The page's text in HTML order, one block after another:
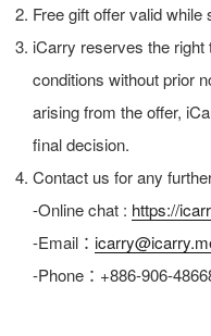
Free gift offer valid while
iCarry reserves the
conditions without prior
arising from the offer,
final decision.
Contact us for any
-Online chat : https://
-Email：
-Phone：+886-906-